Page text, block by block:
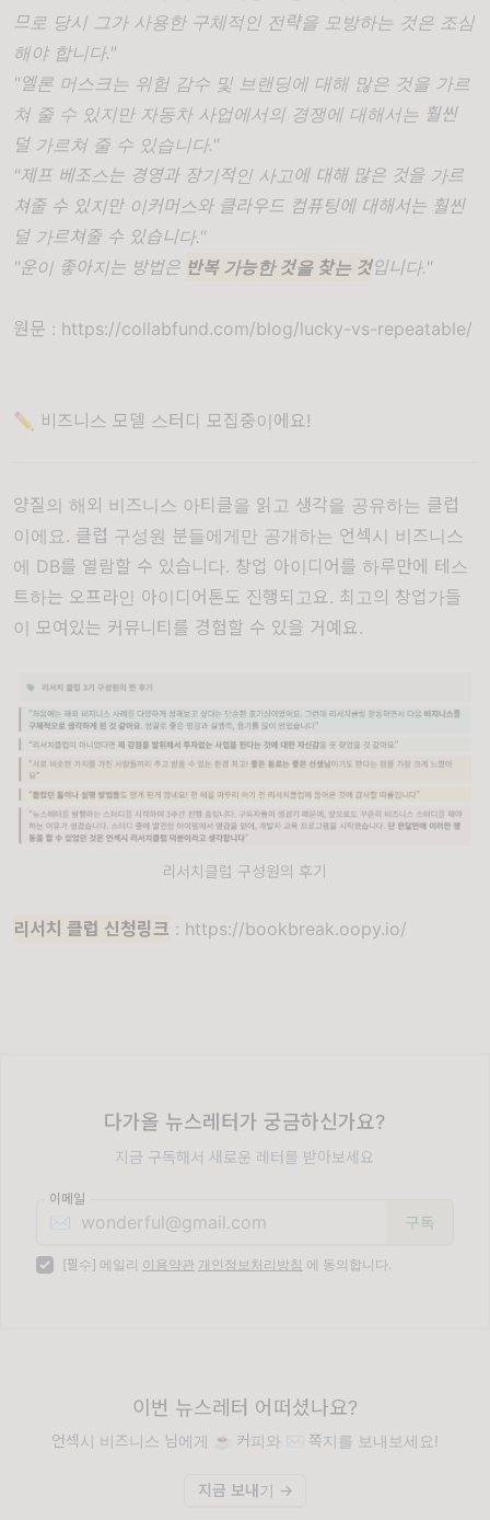
므로 당시 그가 사용한 구체적인 전략을 모방하는 것은 조심
해야 합니다."
"엘론 머스크는 위험 감수 및 브랜딩에 대해 많은 것을 가르
쳐 줄 수 있지만 자동차 사업에서의 경쟁에 대해서는 훨씬
덜 가르쳐 줄 수 있습니다."
"제프 베조스는 경영과 장기적인 사고에 대해 많은 것을 가르
쳐줄 수 있지만 이커머스와 클라우드 컴퓨팅에 대해서는 훨씬
덜 가르쳐줄 수 있습니다."
"운이 좋아지는 방법은 반복 가능한 것을 찾는 것입니다."
원문 : https://collabfund.com/blog/lucky-vs-repeatable/
✏️ 비즈니스 모델 스터디 모집중이에요!
양질의 해외 비즈니스 아티클을 읽고 생각을 공유하는 클럽
이에요. 클럽 구성원 분들에게만 공개하는 언섹시 비즈니스
에 DB를 열람할 수 있습니다. 창업 아이디어를 하루만에 테스
트하는 오프라인 아이디어톤도 진행되고요. 최고의 창업가들
이 모여있는 커뮤니티를 경험할 수 있을 거예요.
리서치클럽 구성원의 후기
리서치 클럽 신청링크 : https://bookbreak.oopy.io/
다가올 뉴스레터가 궁금하신가요?
지금 구독해서 새로운 레터를 받아보세요
이메일
✉️
[필수] 메일리 이용약관 개인정보처리방침 에 동의합니다.
이번 뉴스레터 어떠셨나요?
언섹시 비즈니스 님에게 ☕️ 커피와 ✉️ 쪽지를 보내보세요!
지금 보내기 →